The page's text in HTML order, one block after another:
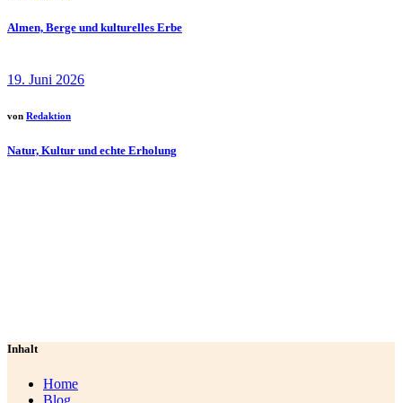
Almen, Berge und kulturelles Erbe
19. Juni 2026
von Redaktion
Natur, Kultur und echte Erholung
Inhalt
Home
Blog